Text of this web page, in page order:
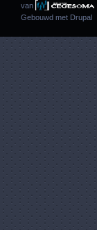
van
Gebouwd met Drupal